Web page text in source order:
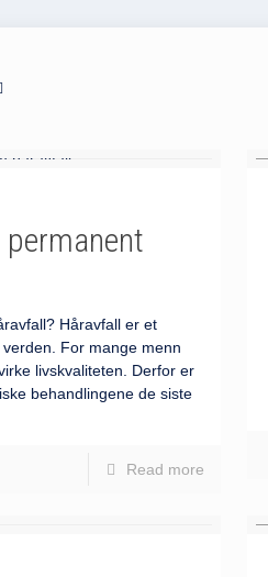
Håravfall er et
For mange menn
livskvaliteten. Derfor er
behandlingene de siste
Read more